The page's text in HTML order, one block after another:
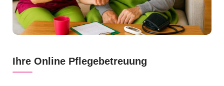
Ihre Online Pflegebetreuung